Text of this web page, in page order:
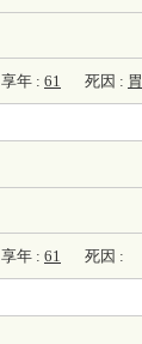
享年 : 61 死因 :
享年 : 61 死因 :